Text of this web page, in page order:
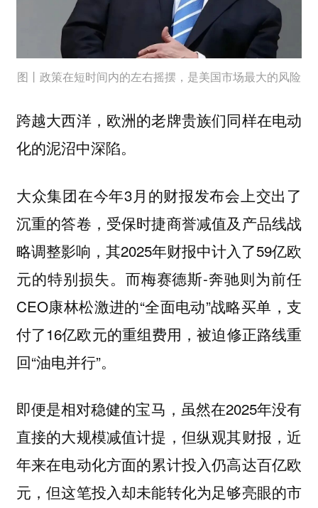
图丨政策在短时间内的左右摇摆，是美国市场最大的风险
跨越大西洋，欧洲的老牌贵族们同样在电动
化的泥沼中深陷。
大众集团在今年3月的财报发布会上交出了
沉重的答卷，受保时捷商誉减值及产品线战
略调整影响，其2025年财报中计入了59亿欧
元的特别损失。而梅赛德斯-奔驰则为前任
CEO康林松激进的“全面电动”战略买单，支
付了16亿欧元的重组费用，被迫修正路线重
回“油电并行”。
即便是相对稳健的宝马，虽然在2025年没有
直接的大规模减值计提，但纵观其财报，近
年来在电动化方面的累计投入仍高达百亿欧
元，但这笔投入却未能转化为足够亮眼的市